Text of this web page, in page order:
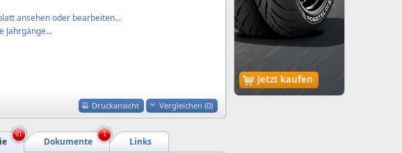
Jetzt kaufen
ansehen oder bearbeiten...
Jahrgänge...
Druckansicht Vergleichen (0)
Links
Dokumente
91 1